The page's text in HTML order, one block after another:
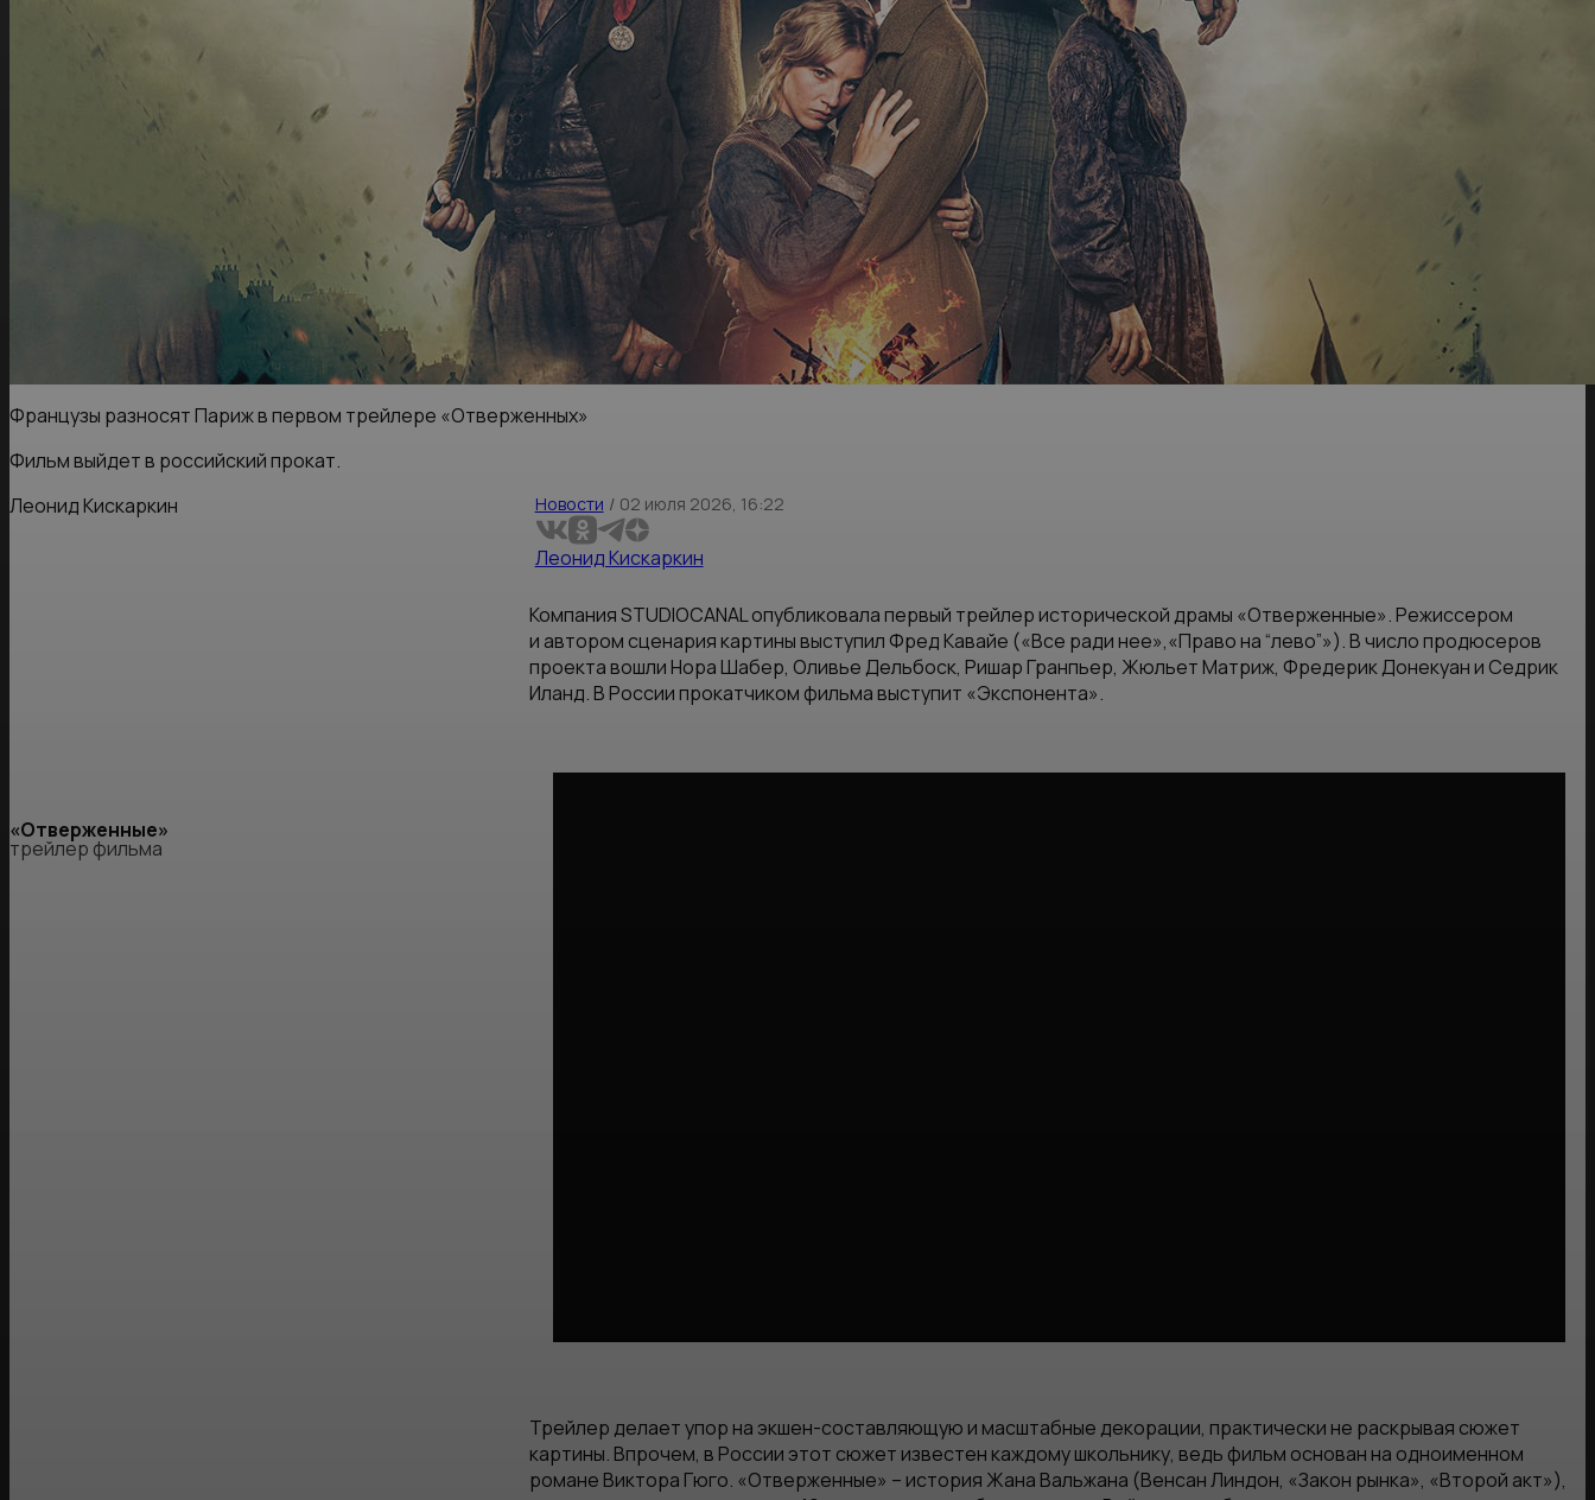
Французы разносят Париж в первом трейлере «Отверженных»
Фильм выйдет в российский прокат.
Леонид Кискаркин
Новости / 02 июля 2026, 16:22
Леонид Кискаркин
Компания STUDIOCANAL опубликовала первый трейлер исторической драмы «Отверженные». Режиссером
и автором сценария картины выступил Фред Кавайе («Все ради нее»,«Право на “лево”»). В число продюсеров
проекта вошли Нора Шабер, Оливье Дельбоск, Ришар Гранпьер, Жюльет Матриж, Фредерик Донекуан и Седрик
Иланд. В России прокатчиком фильма выступит «Экспонента».
«Отверженные»
трейлер фильма
Трейлер делает упор на экшен-составляющую и масштабные декорации, практически не раскрывая сюжет
картины. Впрочем, в России этот сюжет известен каждому школьнику, ведь фильм основан на одноименном
романе Виктора Гюго. «Отверженные» – история Жана Вальжана (Венсан Линдон, «Закон рынка», «Второй акт»),